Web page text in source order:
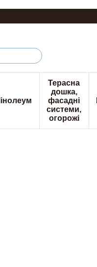
Терасна
дошка,
фасадні
системи,
огорожі